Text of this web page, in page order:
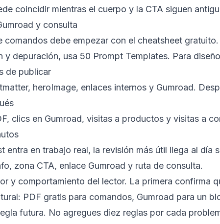
coincidir mientras el cuerpo y la CTA siguen
y consulta
comandos debe empezar con el cheatsheet gratuito
y depuración, usa 50 Prompt Templates. Para
de publicar
heroImage, enlaces internos y Gumroad.
clics en Gumroad, visitas a productos y visitas a
entra en trabajo real, la revisión más útil llega al
zona CTA, enlace Gumroad y ruta de consulta.
y comportamiento del lector. La primera confirma
PDF gratis para comandos, Gumroad para un
futura. No agregues diez reglas por cada